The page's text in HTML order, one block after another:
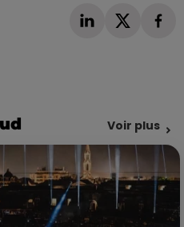
Voir plus